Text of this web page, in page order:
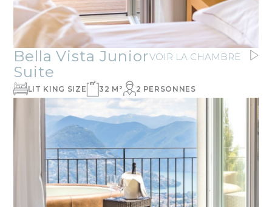
Bella Vista Junior
Suite
VOIR LA CHAMBRE
LIT KING SIZE 32 M² 2 PERSONNES